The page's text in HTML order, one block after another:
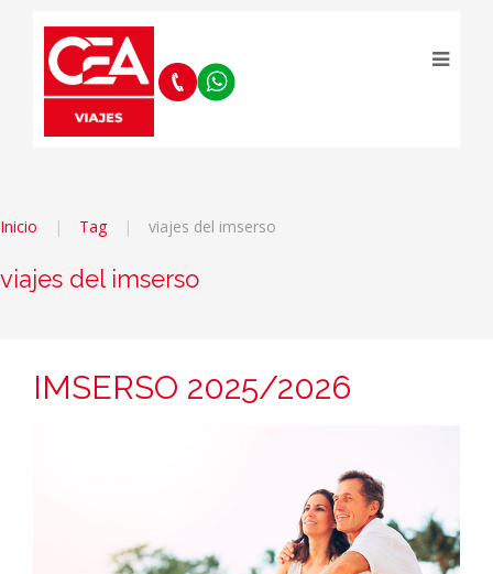
Inicio Tag viajes del imserso
viajes del imserso
IMSERSO 2025/2026